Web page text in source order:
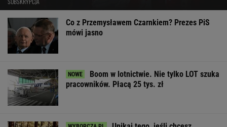
Co z Przemysławem Czarnkiem? Prezes PiS
mówi jasno
Boom w lotnictwie. Nie tylko LOT szuka
pracowników. Płacą 25 tys. zł